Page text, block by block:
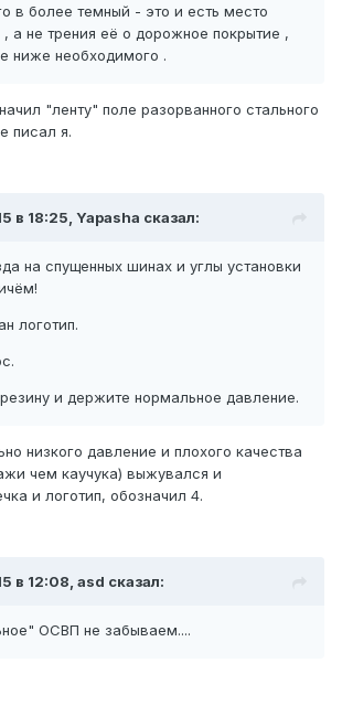
в более темный - это и есть место
а не трения её о дорожное покрытие ,
ниже необходимого .
"ленту" поле разорванного стального
писал я.
в 18:25, Yapasha сказал:
на спущенных шинах и углы установки
логотип.
и держите нормальное давление.
низкого давление и плохого качества
чем каучука) выжувался и
и логотип, обозначил 4.
в 12:08, asd сказал:
ОСВП не забываем....